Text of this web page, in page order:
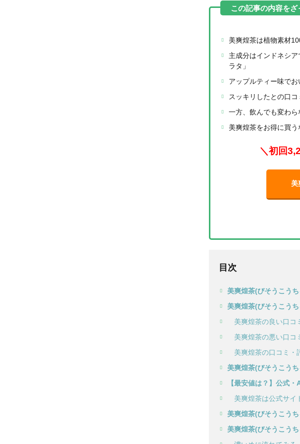
美爽煌茶は植物素材
主成分はインドネシ
ラタ」
アップルティー味でお
スッキリしたとの口コ
一方、飲んでも変わら
美爽煌茶をお得に買う
＼初回
美
目次
美爽煌茶(びそうこう
美爽煌茶(びそうこう
美爽煌茶の良い口コ
美爽煌茶の悪い口コ
美爽煌茶の口コミ・
美爽煌茶(びそうこう
【最安値は？】公式
美爽煌茶は公式サイ
美爽煌茶(びそうこう
美爽煌茶(びそうこう